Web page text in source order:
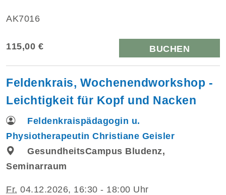
AK7016
115,00 € BUCHEN
Feldenkrais, Wochenendworkshop -
Leichtigkeit für Kopf und Nacken
Feldenkraispädagogin u.
Physiotherapeutin Christiane Geisler
GesundheitsCampus Bludenz,
Seminarraum
Fr. 04.12.2026, 16:30 - 18:00 Uhr